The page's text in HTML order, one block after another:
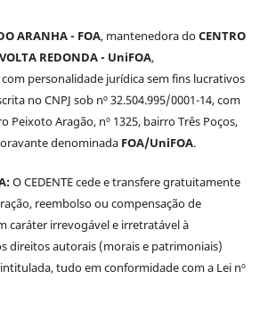
ARANHA - FOA, mantenedora doCENTRO
REDONDA - UniFOA,
personalidade jurídica sem fins lucrativos
no CNPJ sob nº 32.504.995/0001-14, com
Peixoto Aragão, nº 1325, bairro Três Poços,
denominada FOA/UniFOA.
O CEDENTE cede e transfere gratuitamente
reembolso ou compensação de
caráter irrevogável e irretratável à
direitos autorais (morais e patrimoniais)
tudo em conformidade com a Lei nº